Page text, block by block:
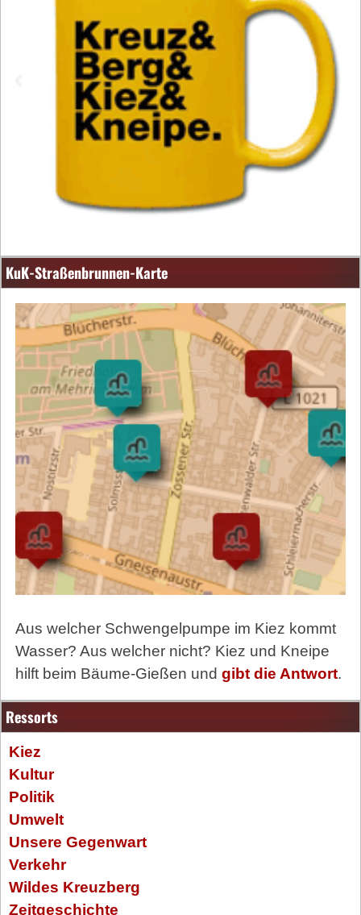
KuK-Straßenbrunnen-Karte
Aus welcher Schwengelpumpe im Kiez kommt
Wasser? Aus welcher nicht? Kiez und Kneipe
hilft beim Bäume-Gießen und gibt die Antwort.
Ressorts
Kiez
Kultur
Politik
Umwelt
Unsere Gegenwart
Verkehr
Wildes Kreuzberg
Zeitgeschichte